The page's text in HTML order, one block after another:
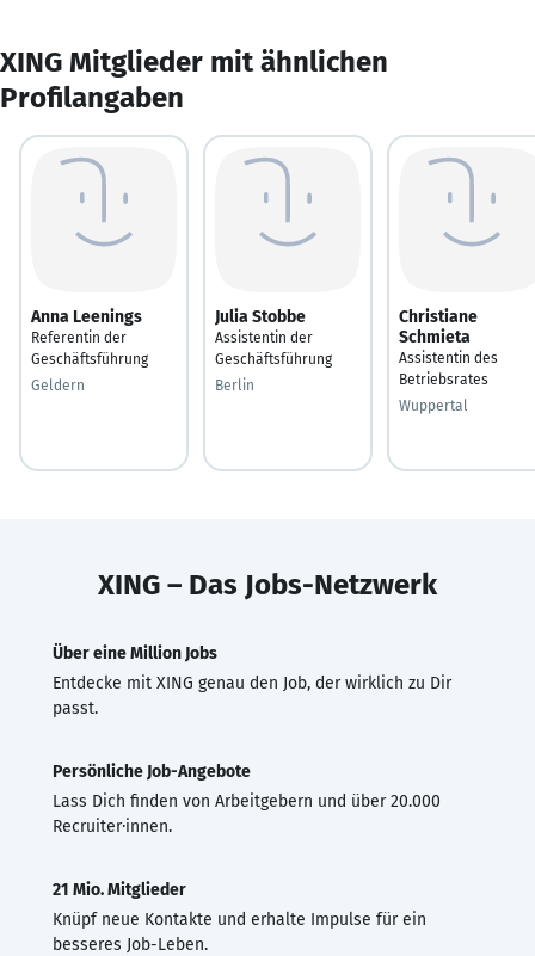
XING Mitglieder mit ähnlichen
Profilangaben
Anna Leenings
Referentin der
Geschäftsführung
Geldern
Julia Stobbe
Assistentin der
Geschäftsführung
Berlin
Christiane
Schmieta
Assistentin des
Betriebsrates
Wuppertal
XING – Das Jobs-Netzwerk
Über eine Million Jobs
Entdecke mit XING genau den Job, der wirklich zu Dir
passt.
Persönliche Job-Angebote
Lass Dich finden von Arbeitgebern und über 20.000
Recruiter·innen.
21 Mio. Mitglieder
Knüpf neue Kontakte und erhalte Impulse für ein
besseres Job-Leben.